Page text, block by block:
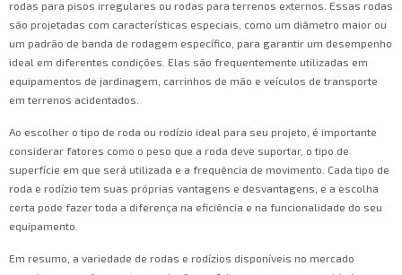
rodas para pisos irregulares ou rodas para terrenos externos. Essas rodas
são projetadas com características especiais, como um diâmetro maior ou
um padrão de banda de rodagem específico, para garantir um desempenho
ideal em diferentes condições. Elas são frequentemente utilizadas em
equipamentos de jardinagem, carrinhos de mão e veículos de transporte
em terrenos acidentados.
Ao escolher o tipo de roda ou rodízio ideal para seu projeto, é importante
considerar fatores como o peso que a roda deve suportar, o tipo de
superfície em que será utilizada e a frequência de movimento. Cada tipo de
roda e rodízio tem suas próprias vantagens e desvantagens, e a escolha
certa pode fazer toda a diferença na eficiência e na funcionalidade do seu
equipamento.
Em resumo, a variedade de rodas e rodízios disponíveis no mercado